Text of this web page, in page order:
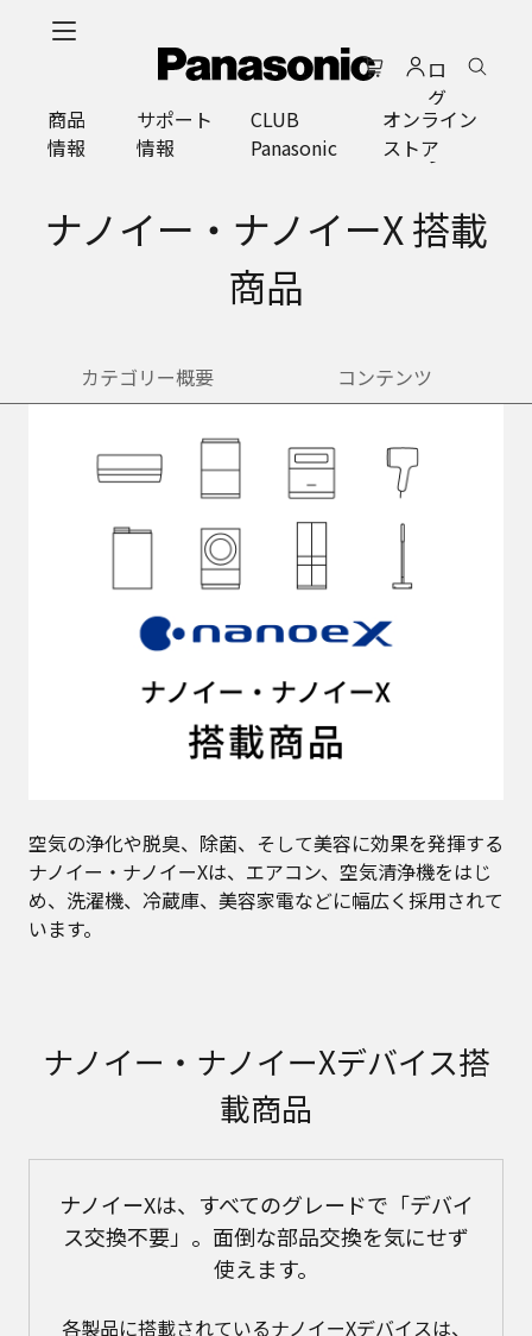
ロ
グ
イ
ン
商品
情報
サポート
情報
CLUB
Panasonic
オンライン
ストア
ナノイー・ナノイーX 搭載
商品
カテゴリー概要 コンテンツ
空気の浄化や脱臭、除菌、そして美容に効果を発揮する
ナノイー・ナノイーXは、エアコン、空気清浄機をはじ
め、洗濯機、冷蔵庫、美容家電などに幅広く採用されて
います。
ナノイー・ナノイーXデバイス搭
載商品
ナノイーXは、すべてのグレードで「デバイ
ス交換不要」。面倒な部品交換を気にせず
使えます。
各製品に搭載されているナノイーXデバイスは、